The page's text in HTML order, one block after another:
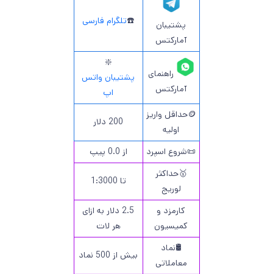
پشتیبان
آمارکتس
☎️تلگرام فارسی
راهنمای
آمارکتس
❇️
پشتیبان واتس
اپ
🪙حداقل واریز
اولیه
200 دلار
📜شروع اسپرد
از 0.0 پیپ
🥇حداکثر
لوریج
تا 1:3000
کارمزد و
کمیسیون
2.5 دلار به ازای
هر لات
🛢️نماد
معاملاتی
بیش از 500 نماد